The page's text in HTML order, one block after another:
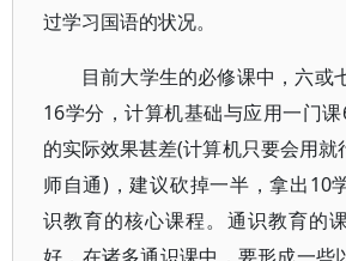
过学习国语的状况。
目前大学生的必修课中，六或
16学分，计算机基础与应用一门
的实际效果甚差(计算机只要会用就
师自通)，建议砍掉一半，拿出10
识教育的核心课程。通识教育的